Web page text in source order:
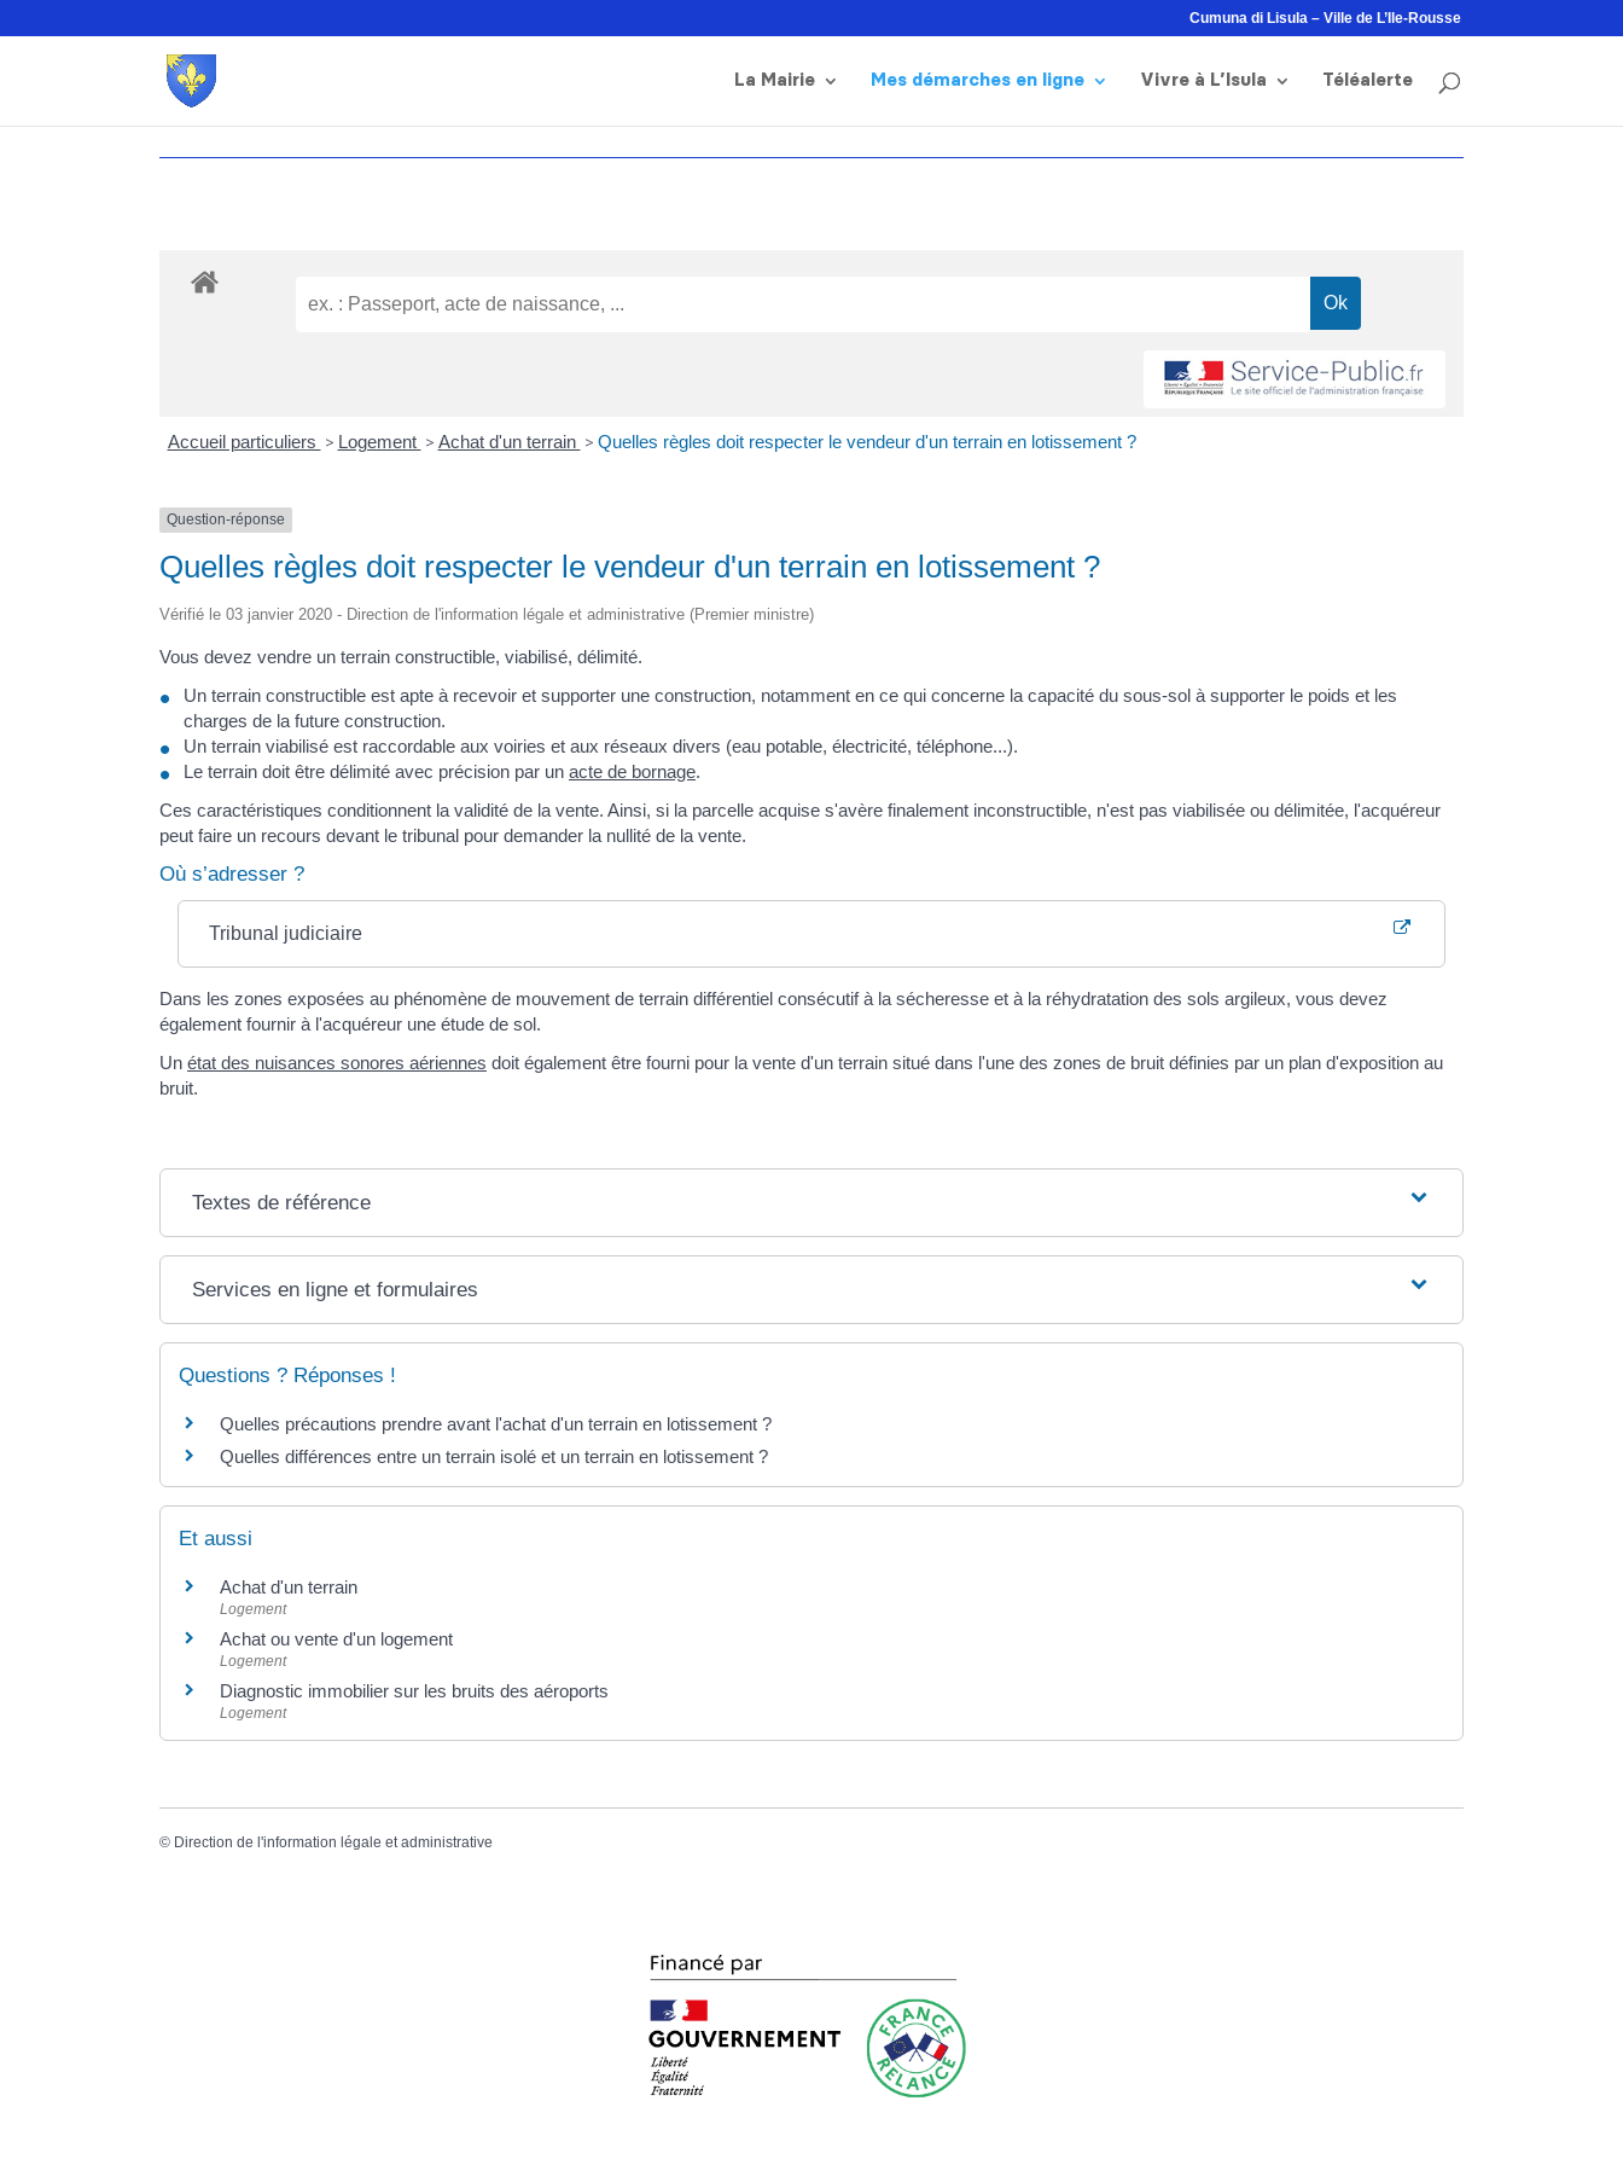
Cumuna di Lisula – Ville de L’Ile-Rousse
La Mairie Mes démarches en ligne Vivre à L’Isula Téléalerte
Accueil particuliers > Logement > Achat d'un terrain > Quelles règles doit respecter le vendeur d'un terrain en lotissement ?
Question-réponse
Quelles règles doit respecter le vendeur d'un terrain en lotissement ?
Vérifié le 03 janvier 2020 - Direction de l'information légale et administrative (Premier ministre)
Vous devez vendre un terrain constructible, viabilisé, délimité.
Un terrain constructible est apte à recevoir et supporter une construction, notamment en ce qui concerne la capacité du sous-sol à supporter le poids et les
charges de la future construction.
Un terrain viabilisé est raccordable aux voiries et aux réseaux divers (eau potable, électricité, téléphone...).
Le terrain doit être délimité avec précision par un acte de bornage.
Ces caractéristiques conditionnent la validité de la vente. Ainsi, si la parcelle acquise s'avère finalement inconstructible, n'est pas viabilisée ou délimitée, l'acquéreur
peut faire un recours devant le tribunal pour demander la nullité de la vente.
Où s’adresser ?
Tribunal judiciaire
Dans les zones exposées au phénomène de mouvement de terrain différentiel consécutif à la sécheresse et à la réhydratation des sols argileux, vous devez
également fournir à l'acquéreur une étude de sol.
Un état des nuisances sonores aériennes doit également être fourni pour la vente d'un terrain situé dans l'une des zones de bruit définies par un plan d'exposition au
bruit.
Textes de référence
Services en ligne et formulaires
Questions ? Réponses !
Quelles précautions prendre avant l'achat d'un terrain en lotissement ?
Quelles différences entre un terrain isolé et un terrain en lotissement ?
Et aussi
Achat d'un terrain
Logement
Achat ou vente d'un logement
Logement
Diagnostic immobilier sur les bruits des aéroports
Logement
© Direction de l'information légale et administrative